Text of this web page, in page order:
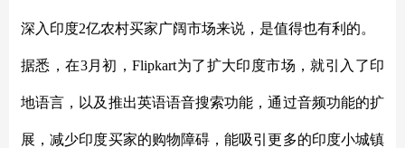
深入印度2亿农村买家广阔市场来说，是值得也有利的。
据悉，在3月初，Flipkart为了扩大印度市场，就引入了印
地语言，以及推出英语语音搜索功能，通过音频功能的扩
展，减少印度买家的购物障碍，能吸引更多的印度小城镇